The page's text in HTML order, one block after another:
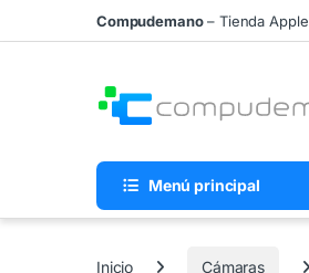
Skip to navigation
Skip to contentCompudemano– Tienda
Menú principal
Inicio Cámaras